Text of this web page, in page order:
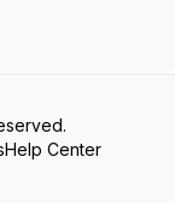
Help Center